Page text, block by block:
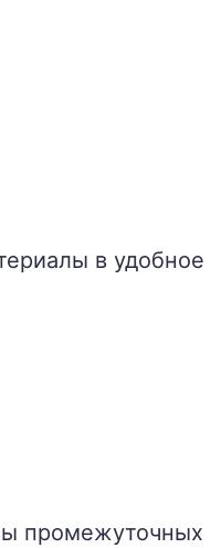
в удобное
промежуточных